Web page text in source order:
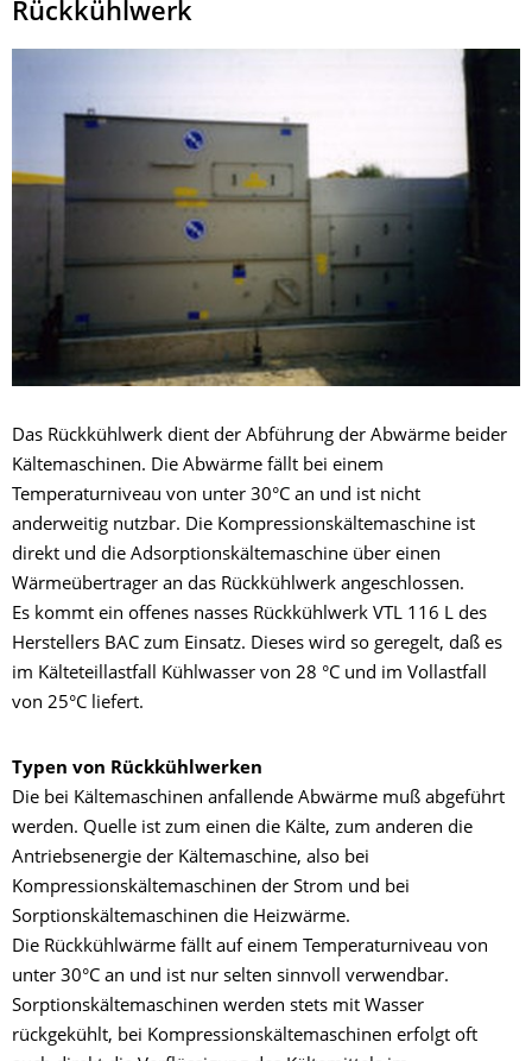
Rückkühlwerk
Das Rückkühlwerk dient der Abführung der Abwärme beider
Kältemaschinen. Die Abwärme fällt bei einem
Temperaturniveau von unter 30°C an und ist nicht
anderweitig nutzbar. Die Kompressionskältemaschine ist
direkt und die Adsorptionskältemaschine über einen
Wärmeübertrager an das Rückkühlwerk angeschlossen.
Es kommt ein offenes nasses Rückkühlwerk VTL 116 L des
Herstellers BAC zum Einsatz. Dieses wird so geregelt, daß es
im Kälteteillastfall Kühlwasser von 28 °C und im Vollastfall
von 25°C liefert.
Typen von Rückkühlwerken
Die bei Kältemaschinen anfallende Abwärme muß abgeführt
werden. Quelle ist zum einen die Kälte, zum anderen die
Antriebsenergie der Kältemaschine, also bei
Kompressionskältemaschinen der Strom und bei
Sorptionskältemaschinen die Heizwärme.
Die Rückkühlwärme fällt auf einem Temperaturniveau von
unter 30°C an und ist nur selten sinnvoll verwendbar.
Sorptionskältemaschinen werden stets mit Wasser
rückgekühlt, bei Kompressionskältemaschinen erfolgt oft